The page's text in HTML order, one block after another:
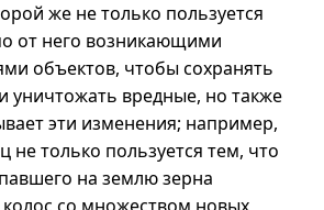
же не только пользуется
от него возникающими
объектов, чтобы сохранять
уничтожать вредные, но также
эти изменения; например,
не только пользуется тем, что
на землю зерна